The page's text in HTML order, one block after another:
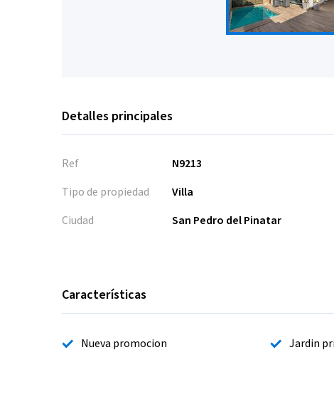
Detalles principales
Ref
N9213
Tipo de propiedad
Villa
Ciudad
San Pedro del Pinatar
Características
Nueva promocion Jardin